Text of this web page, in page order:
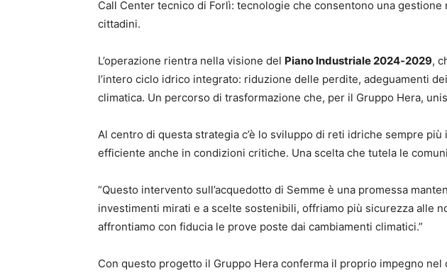
Call Center tecnico di Forlì: tecnologie che consentono una
cittadini.
L’operazione rientra nella visione del Piano Industriale 2024‑2029,
l’intero ciclo idrico integrato: riduzione delle perdite, adeguamenti
climatica. Un percorso di trasformazione che, per il Gruppo Hera,
Al centro di questa strategia c’è lo sviluppo di reti idriche sempre
efficiente anche in condizioni critiche. Una scelta che tutela le
“Questo intervento sull’acquedotto di Semme è una promessa
investimenti mirati e a scelte sostenibili, offriamo più sicurezza alle
affrontiamo con fiducia le prove poste dai cambiamenti climatici.”
Con questo progetto il Gruppo Hera conferma il proprio impegno